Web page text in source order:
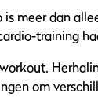
meer dan
training
.
om